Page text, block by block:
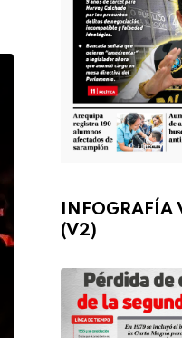
INFOGRAFÍA
(V2)